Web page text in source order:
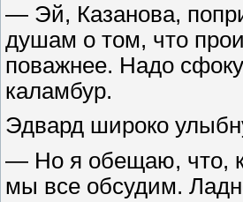
— Эй, Казанова,
душам о том, что
поважнее. Надо
каламбур.
Эдвард широко
— Но я обещаю, что,
мы все обсудим.